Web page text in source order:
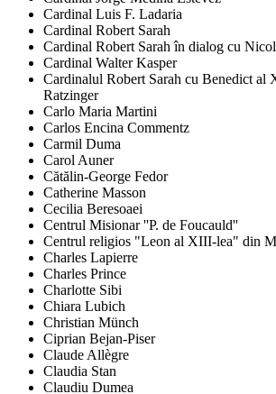
Cardinal Luis F. Ladaria
Cardinal Robert Sarah
Cardinal Robert Sarah în dialog cu
Cardinal Walter Kasper
Cardinalul Robert Sarah cu Benedict al
Ratzinger
Carlo Maria Martini
Carlos Encina Commentz
Carmil Duma
Carol Auner
Cătălin-George Fedor
Catherine Masson
Cecilia Beresoaei
Centrul Misionar ''P. de Foucauld''
Centrul religios "Leon al XIII-lea" din
Charles Lapierre
Charles Prince
Charlotte Sibi
Chiara Lubich
Christian Münch
Ciprian Bejan-Piser
Claude Allègre
Claudia Stan
Claudiu Dumea